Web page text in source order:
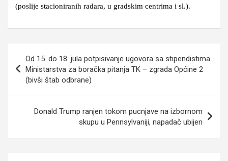
(poslije stacioniranih radara, u gradskim centrima i sl.).
članaka
Od 15. do 18. jula potpisivanje ugovora sa stipendistima
Ministarstva za boračka pitanja TK – zgrada Općine 2
(bivši štab odbrane)
Donald Trump ranjen tokom pucnjave na izbornom
skupu u Pennsylvaniji, napadač ubijen